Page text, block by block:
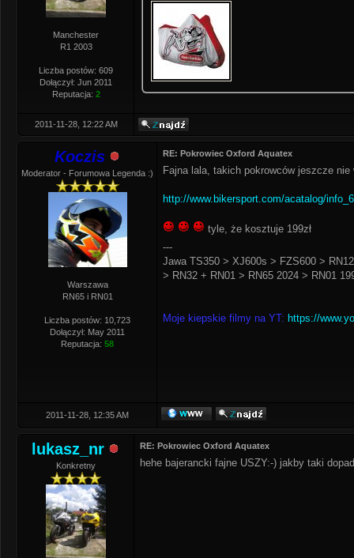
Manchester
R1 2003
Liczba postów: 609
Dołączył: Jun 2011
Reputacja: 2
2011-11-28, 12:22 AM
Koczis
Moderator - Forumowa Legenda :)
Warszawa
RN65 i RN01
Liczba postów: 10,723
Dołączył: May 2011
Reputacja: 58
RE: Pokrowiec Oxford Aquatex
Fajna lala, takich pokrowców jeszcze
http://www.bikersport.com/acatalog/
tyle, że kosztuje 199zł
---
Jawa TS350 > XJ600s > FZS600 >
> RN32 + RN01 > RN65 2024 > RN01
Moje kiepskie filmy na YT: https://
2011-11-28, 12:35 AM
lukasz_nr
Konkretny
RE: Pokrowiec Oxford Aquatex
hehe bajerancki fajne USZY:-) jakby taki